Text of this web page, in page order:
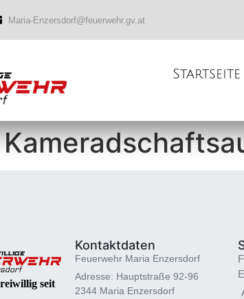
Maria-Enzersdorf@feuerwehr.gv.at
Startseite
seit
Kontaktdaten
Feuerwehr Maria Enzersdorf
Adresse: Hauptstraße 92-96
2344 Maria Enzersdorf